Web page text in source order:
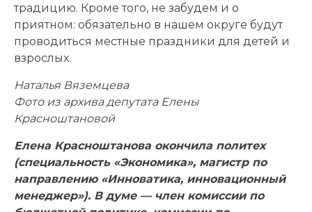
традицию. Кроме того, не забудем и о
приятном: обязательно в нашем округе будут
проводиться местные праздники для детей и
взрослых.
Наталья Вяземцева
Фото из архива депутата Елены
Красноштановой
Елена Красноштанова окончила политех
(специальность «Экономика», магистр по
направлению «Инноватика, инновационный
менеджер»). В думе — член комиссии по